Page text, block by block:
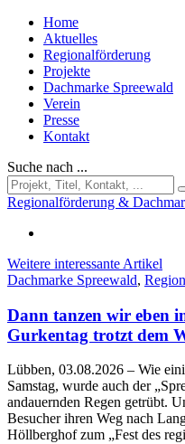
Home
Aktuelles
Regionalförderung
Projekte
Dachmarke Spreewald
Verein
Presse
Kontakt
Suche nach ...
Regionalförderung &
Weitere interessante Artikel
Dachmarke Spreewald,
Dann tanzen wir eben
Gurkentag trotzt dem
Lübben, 03.08.2026 – Wie
Samstag, wurde auch der
andauernden Regen getrübt.
Besucher ihren Weg nach
Höllberghof zum „Fest des